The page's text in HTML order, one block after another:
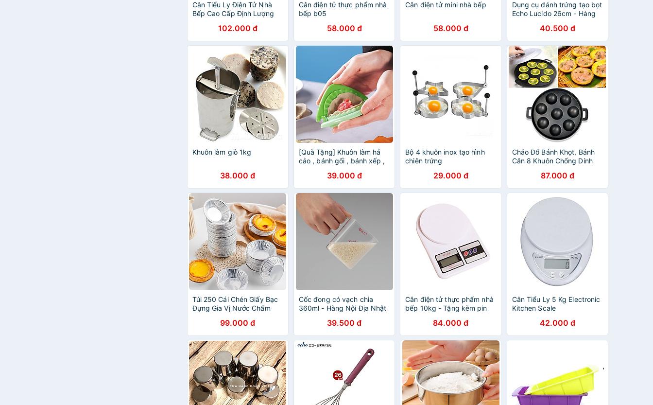
Cân Tiểu Ly Điện Tử Nhà
Bếp Cao Cấp Định Lượng
102.000 đ
Cân điện tử thực phẩm nhà
bếp b05
58.000 đ
Cân điện tử mini nhà bếp
58.000 đ
Dụng cụ đánh trứng tạo bọt
Echo Lucido 26cm - Hàng
40.500 đ
Khuôn làm giò 1kg
38.000 đ
[Quà Tặng] Khuôn làm há
cảo , bánh gối , bánh xếp ,
nhựa cao cấp không ảnh
hưởng đến sức khỏe
39.000 đ
Bộ 4 khuôn inox tạo hình
chiên trứng
29.000 đ
Chảo Đổ Bánh Khọt, Bánh
Căn 8 Khuôn Chống Dính
87.000 đ
Túi 250 Cái Chén Giấy Bạc
Đựng Gia Vị Nước Chấm
99.000 đ
Cốc đong có vạch chia
360ml - Hàng Nội Địa Nhật
39.500 đ
Cân điện tử thực phẩm nhà
bếp 10kg - Tặng kèm pin
84.000 đ
Cân Tiểu Ly 5 Kg Electronic
Kitchen Scale
42.000 đ